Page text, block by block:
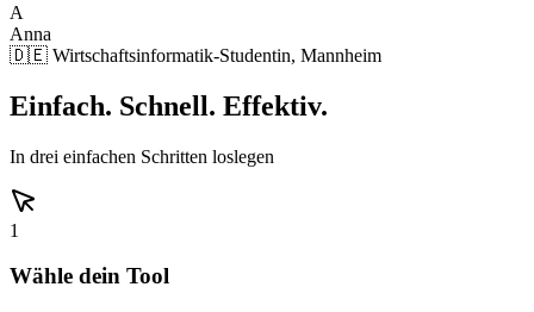
A
Anna
🇩🇪 Wirtschaftsinformatik-Studentin, Mannheim
Einfach. Schnell. Effektiv.
In drei einfachen Schritten loslegen
1
Wähle dein Tool